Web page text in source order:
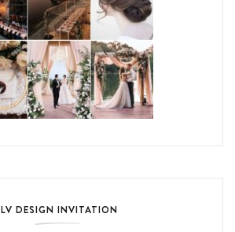
LV DESIGN INVITATION